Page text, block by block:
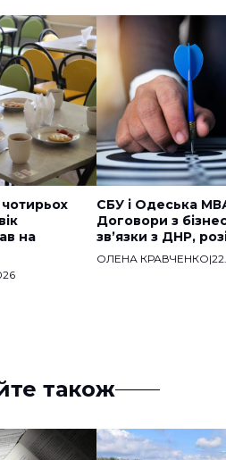
на
СБУ і Одеська
Договори з
звʼязки з ДНР,
ОЛЕНА КРАВЧЕНКО|
також